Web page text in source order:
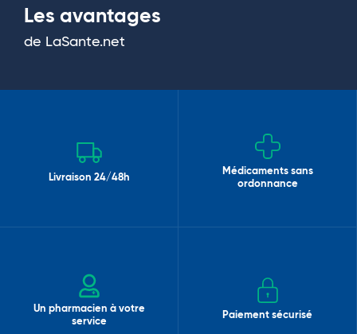
Les avantages
de LaSante.net
Livraison 24/48h
Médicaments sans
ordonnance
Un pharmacien à votre
service
Paiement sécurisé